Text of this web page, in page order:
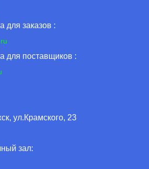
для заказов :
для поставщиков :
ул.Крамского, 23
зал: